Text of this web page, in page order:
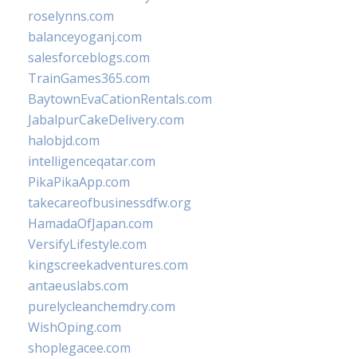
roselynns.com
balanceyoganj.com
salesforceblogs.com
TrainGames365.com
BaytownEvaCationRentals.com
JabalpurCakeDelivery.com
halobjd.com
intelligenceqatar.com
PikaPikaApp.com
takecareofbusinessdfw.org
HamadaOfJapan.com
VersifyLifestyle.com
kingscreekadventures.com
antaeuslabs.com
purelycleanchemdry.com
WishOping.com
shoplegacee.com